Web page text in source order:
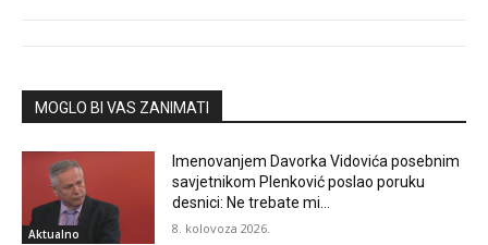
MOGLO BI VAS ZANIMATI
Aktualno
Imenovanjem Davorka Vidovića posebnim
savjetnikom Plenković poslao poruku
desnici: Ne trebate mi…
8. kolovoza 2026.